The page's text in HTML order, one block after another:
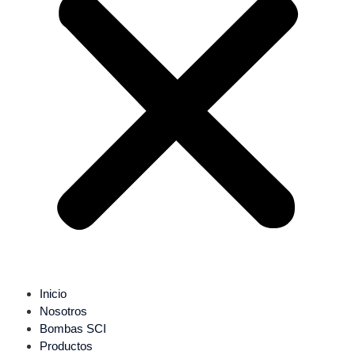
Inicio
Nosotros
Bombas SCI
Productos